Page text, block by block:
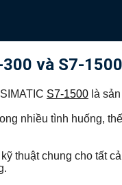
và S7-1500
S7-1500 là
nhiều tình huống,
thuật chung cho tất